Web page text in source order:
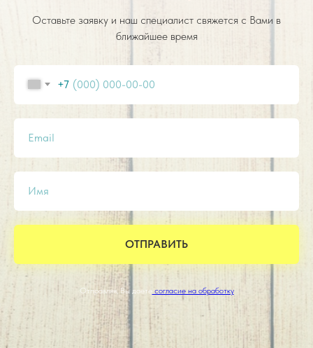
Оставьте заявку и наш специалист свяжется с Вами в
ближайшее время
+7
Email
Имя
ОТПРАВИТЬ
Отправляя, Вы даетесогласие на обработку